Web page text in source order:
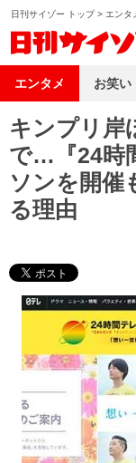
日刊サイゾー トップ> エンタ
キンプリ岸
で…『24時
ソンを開催
る理由
エンタメ お笑い